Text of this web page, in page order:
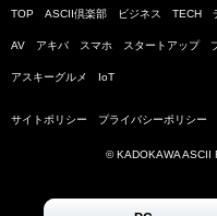
TOP ASCII倶楽部 ビジネス TECH
AV アキバ スマホ スタートアップ
アスキーグルメ IoT
サイトポリシー プライバシーポリシー
© KADOKAWA ASCII